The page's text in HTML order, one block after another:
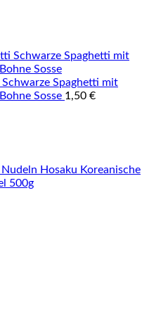
Spaghetti mit
Sosse 1,50 €
Hosaku Koreanische
500g